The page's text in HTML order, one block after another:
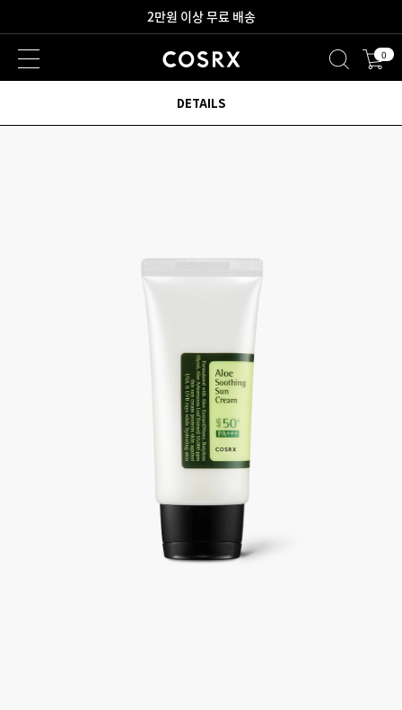
새로워진 회원 혜택을 만나보세요!
2만원 이상 무료 배송 0
DETAILS